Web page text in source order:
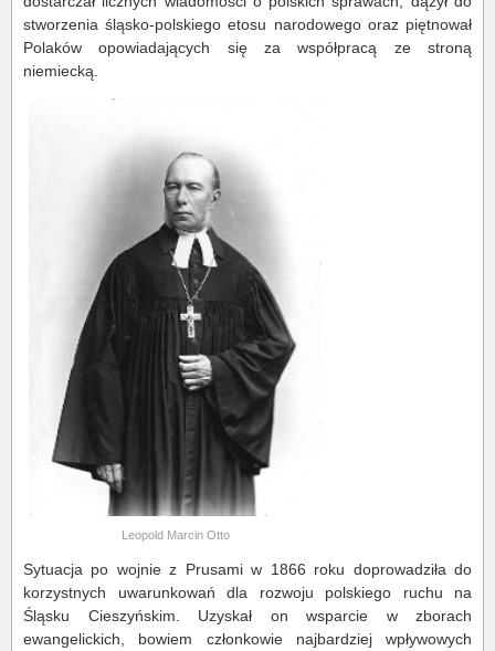
stworzenia śląsko-polskiego etosu narodowego oraz piętnował
Polaków opowiadających się za współpracą ze stroną
niemiecką.
Leopold Marcin Otto
Sytuacja po wojnie z Prusami w 1866 roku doprowadziła do
korzystnych uwarunkowań dla rozwoju polskiego ruchu na
Śląsku Cieszyńskim. Uzyskał on wsparcie w zborach
ewangelickich, bowiem członkowie najbardziej wpływowych